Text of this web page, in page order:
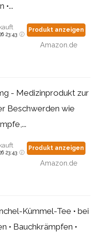
•...
23:43
Produkt anzeigen
Amazon.de
- Medizinprodukt zur
Beschwerden wie
23:43
Produkt anzeigen
Amazon.de
Kümmel-Tee • bei
• Bauchkrämpfen •